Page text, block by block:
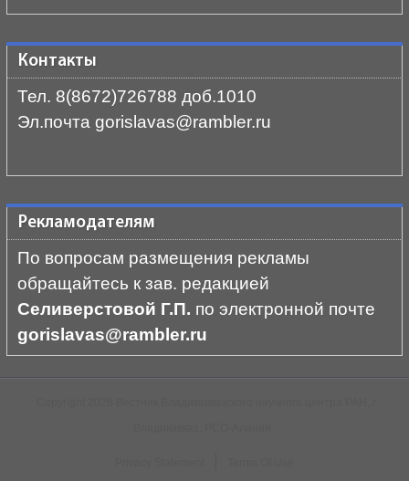
Контакты
Тел. 8(8672)726788 доб.1010
Эл.почта gorislavas@rambler.ru
Рекламодателям
По вопросам размещения рекламы
обращайтесь к зав. редакцией
Селиверстовой Г.П. по электронной почте
gorislavas@rambler.ru